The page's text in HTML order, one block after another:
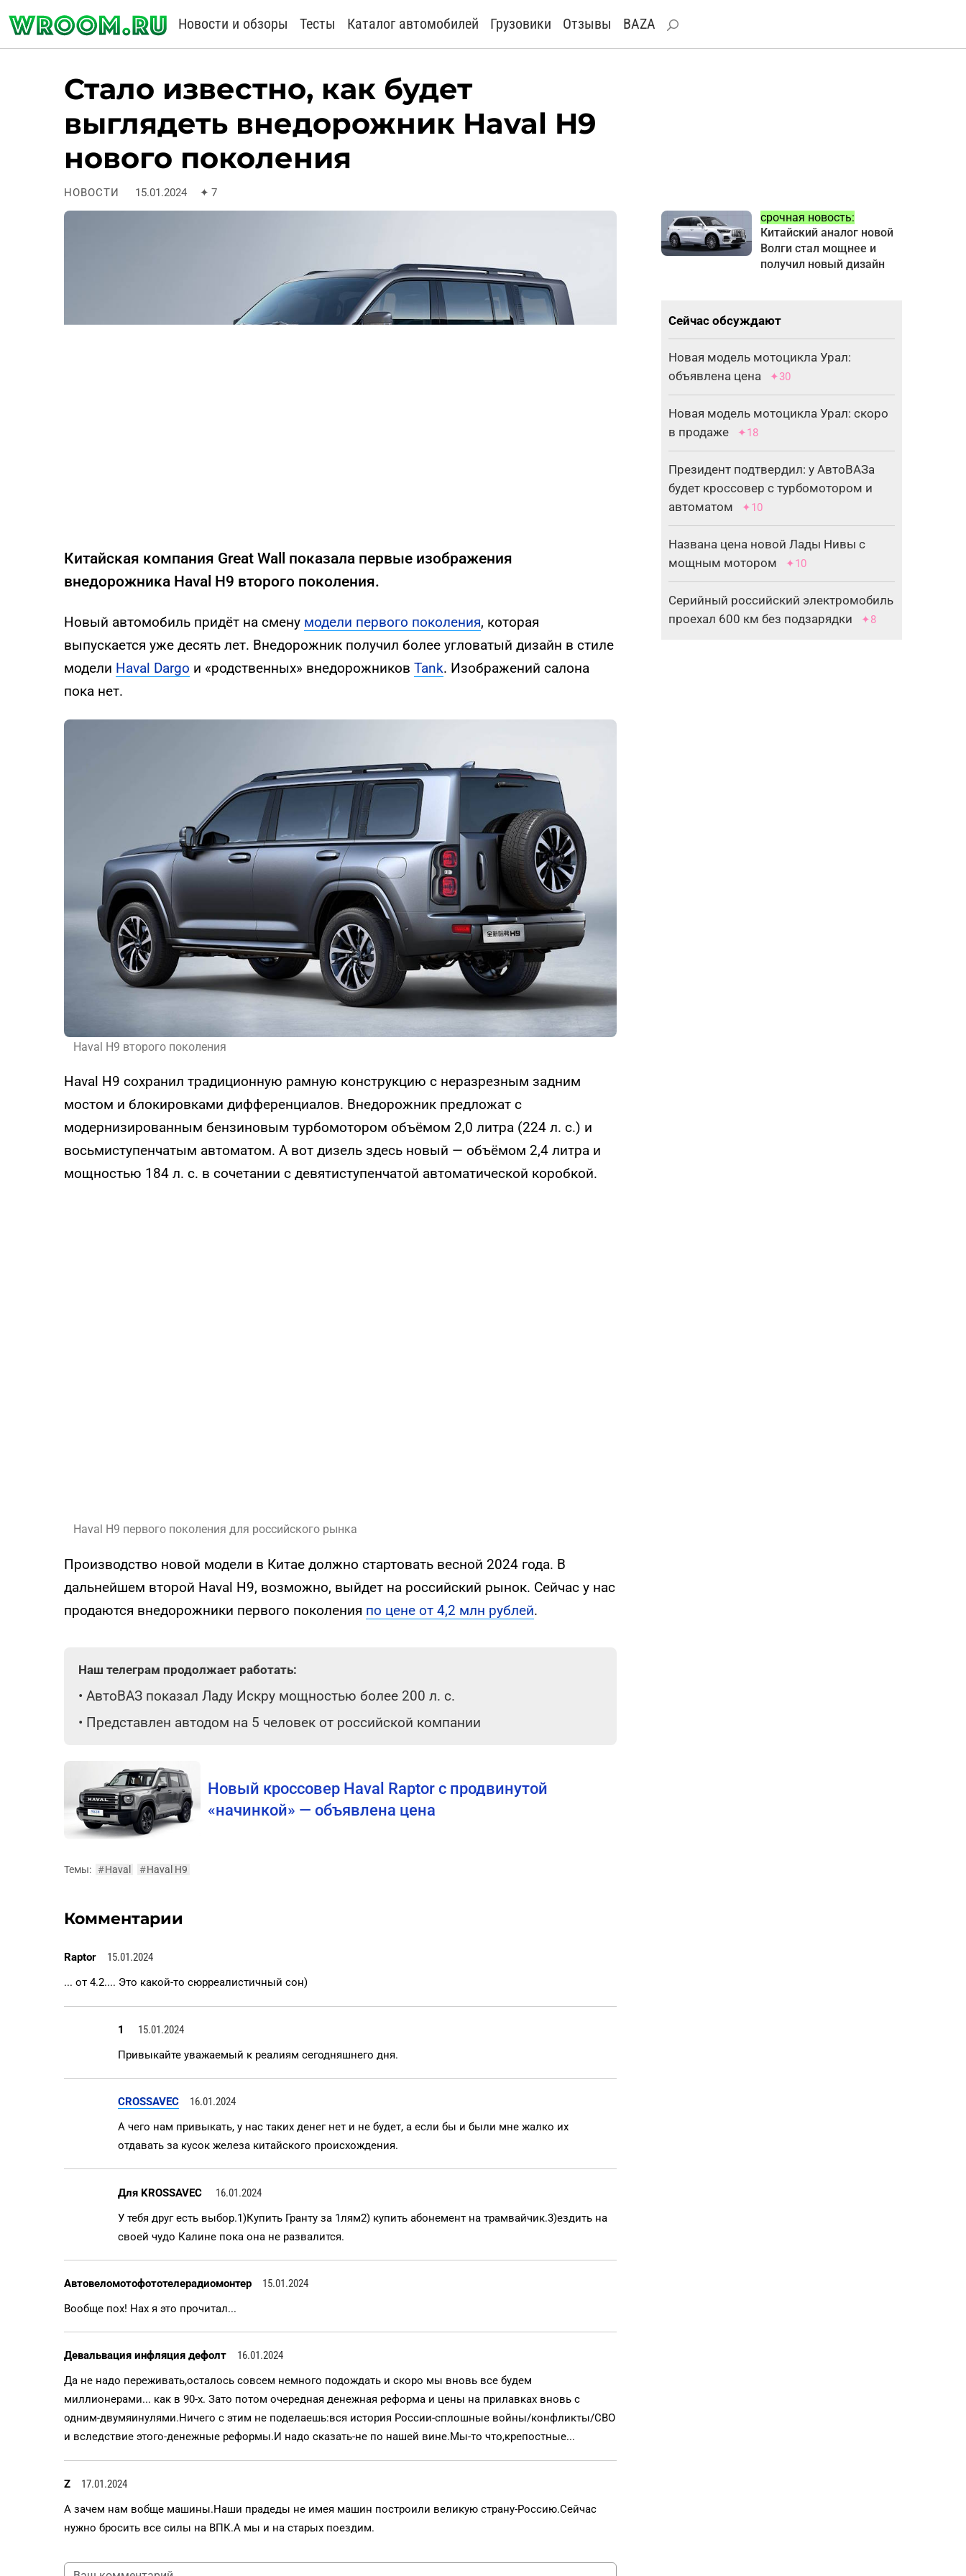
Новости и обзоры Тесты Каталог автомобилей Грузовики Отзывы BAZA
Стало известно, как будет
выглядеть внедорожник Haval H9
нового поколения
НОВОСТИ 15.01.2024 ✦ 7
Китайская компания Great Wall показала первые изображения
внедорожника Haval H9 второго поколения.
Новый автомобиль придёт на смену модели первого поколения, которая
выпускается уже десять лет. Внедорожник получил более угловатый дизайн в стиле
модели Haval Dargo и «родственных» внедорожников Tank. Изображений салона
пока нет.
Haval H9 второго поколения
Haval H9 сохранил традиционную рамную конструкцию с неразрезным задним
мостом и блокировками дифференциалов. Внедорожник предложат с
модернизированным бензиновым турбомотором объёмом 2,0 литра (224 л. с.) и
восьмиступенчатым автоматом. А вот дизель здесь новый — объёмом 2,4 литра и
мощностью 184 л. с. в сочетании с девятиступенчатой автоматической коробкой.
Haval H9 первого поколения для российского рынка
Производство новой модели в Китае должно стартовать весной 2024 года. В
дальнейшем второй Haval H9, возможно, выйдет на российский рынок. Сейчас у нас
продаются внедорожники первого поколения по цене от 4,2 млн рублей.
Наш телеграм продолжает работать:
• АвтоВАЗ показал Ладу Искру мощностью более 200 л. с.
• Представлен автодом на 5 человек от российской компании
Новый кроссовер Haval Raptor с продвинутой
«начинкой» — объявлена цена
Темы: #Haval #Haval H9
Комментарии
Raptor
15.01.2024
... от 4.2.... Это какой-то сюрреалистичный сон)
1
15.01.2024
Привыкайте уважаемый к реалиям сегодняшнего дня.
CROSSAVEC
16.01.2024
А чего нам привыкать, у нас таких денег нет и не будет, а если бы и были мне жалко их
отдавать за кусок железа китайского происхождения.
Для KROSSAVEC
16.01.2024
У тебя друг есть выбор.1)Купить Гранту за 1лям2) купить абонемент на трамвайчик.3)ездить на
своей чудо Калине пока она не развалится.
Автовеломотофототелерадиомонтер
15.01.2024
Вообще пох! Нах я это прочитал...
Девальвация инфляция дефолт
16.01.2024
Да не надо переживать,осталось совсем немного подождать и скоро мы вновь все будем
миллионерами... как в 90-х. Зато потом очередная денежная реформа и цены на прилавках вновь с
одним-двумяинулями.Ничего с этим не поделаешь:вся история России-сплошные войны/конфликты/СВО
и вследствие этого-денежные реформы.И надо сказать-не по нашей вине.Мы-то что,крепостные...
Z
17.01.2024
А зачем нам вобще машины.Наши прадеды не имея машин построили великую страну-Россию.Сейчас
нужно бросить все силы на ВПК.А мы и на старых поездим.
срочная новость:
Китайский аналог новой
Волги стал мощнее и
получил новый дизайн
Сейчас обсуждают
Новая модель мотоцикла Урал:
объявлена цена
✦30
Новая модель мотоцикла Урал: скоро
в продаже
✦18
Президент подтвердил: у АвтоВАЗа
будет кроссовер с турбомотором и
автоматом
✦10
Названа цена новой Лады Нивы с
мощным мотором
✦10
Серийный российский электромобиль
проехал 600 км без подзарядки
✦8